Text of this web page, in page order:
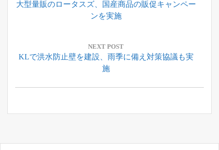
ナ
シ
ン
Previous
大型量販のロータスズ、国産商品の販促キャンペー
ンを実施
NEXT POST
Next
KLで洪水防止壁を建設、雨季に備え対策協議も実
施